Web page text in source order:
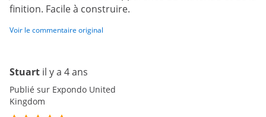
finition. Facile à construire.
Voir le commentaire original
Stuart il y a 4 ans
Publié sur Expondo United
Kingdom